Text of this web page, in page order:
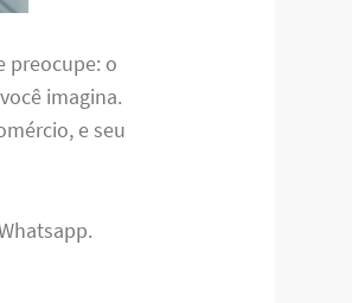
preocupe: o
imagina.
e seu